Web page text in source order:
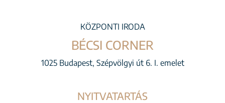
KÖZPONTI IRODA
BÉCSI CORNER
1025 Budapest, Szépvölgyi út 6. I. emelet
NYITVATARTÁS